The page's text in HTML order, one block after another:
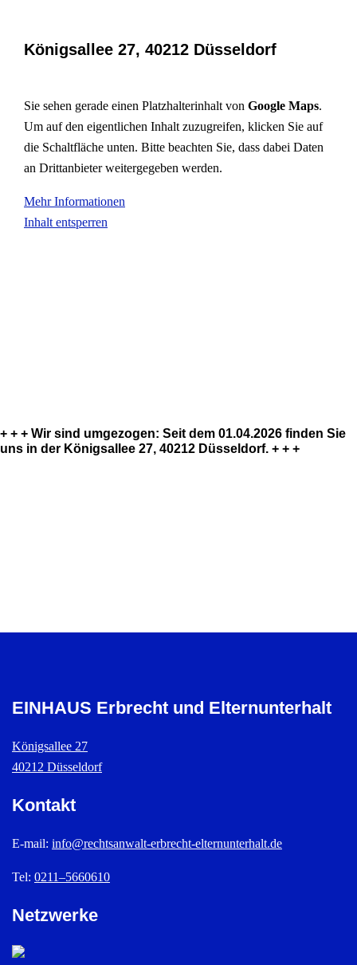
Königsallee 27, 40212 Düsseldorf
Sie sehen gerade einen Platzhalterinhalt von Google Maps.
Um auf den eigentlichen Inhalt zuzugreifen, klicken Sie auf
die Schaltfläche unten. Bitte beachten Sie, dass dabei Daten
an Drittanbieter weitergegeben werden.
Mehr Informationen
Inhalt entsperren
+ + + Wir sind umgezogen: Seit dem 01.04.2026 finden Sie
uns in der Königsallee 27, 40212 Düsseldorf. + + +
EINHAUS Erbrecht und Elternunterhalt
Königsallee 27
40212 Düsseldorf
Kontakt
E-mail: info@rechtsanwalt-erbrecht-elternunterhalt.de
Tel: 0211–5660610
Netzwerke